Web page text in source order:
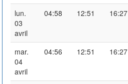
lun.
03
avril
04:58 12:51 16:27
mar.
04
avril
04:56 12:51 16:27